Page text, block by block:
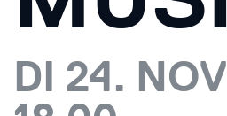
DI 24.